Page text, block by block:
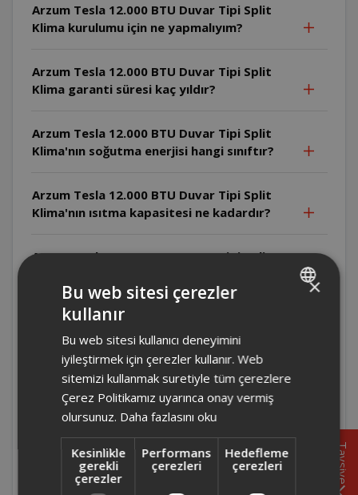
Arzum Tesla 12.000 BTU Duvar Tipi Split
Klima kurulumu için ne yapmalıyım?
Arzum Tesla 12.000 BTU Duvar Tipi Split
Klima garanti süresi kaç yıldır?
Arzum Tesla 12.000 BTU Duvar Tipi Split
Klima'nın soğutma enerjisi hangi sınıftır?
Arzum Tesla 12.000 BTU Duvar Tipi Split
Klima'nın ısıtma kapasitesi ne kadardır?
Arzum Tesla 12.000 BTU Duvar Tipi Split
Arzum Tesla 12.000 BTU Duvar Tipi Split
Klima'da iç ünite ve dış ünite ses seviyesi
kaçtır?
Arzum Tesla 12.000 BTU Duvar Tipi Split
Klima için yıllık ısıtma tüketimi ne
Arzum Tesla 12.000 BTU Duvar Tipi Split
Tavsiye
×
Bu web sitesi çerezler
kullanır
Bu web sitesi kullanıcı deneyimini
iyileştirmek için çerezler kullanır. Web
sitemizi kullanmak suretiyle tüm çerezlere
Çerez Politikamız uyarınca onay vermiş
olursunuz. Daha fazlasını oku
Kesinlikle
gerekli
çerezler
Performans
çerezleri
Hedefleme
çerezleri